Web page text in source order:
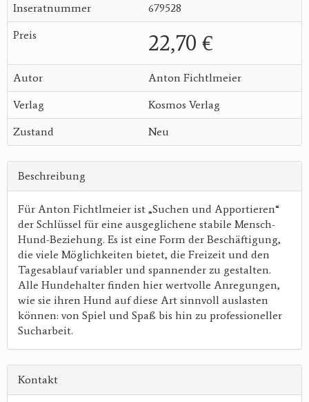
Inseratnummer 679528
Preis 22,70 €
Autor Anton Fichtlmeier
Verlag Kosmos Verlag
Zustand Neu
Beschreibung
Für Anton Fichtlmeier ist „Suchen und Apportieren“
der Schlüssel für eine ausgeglichene stabile Mensch-
Hund-Beziehung. Es ist eine Form der Beschäftigung,
die viele Möglichkeiten bietet, die Freizeit und den
Tagesablauf variabler und spannender zu gestalten.
Alle Hundehalter finden hier wertvolle Anregungen,
wie sie ihren Hund auf diese Art sinnvoll auslasten
können: von Spiel und Spaß bis hin zu professioneller
Sucharbeit.
Kontakt